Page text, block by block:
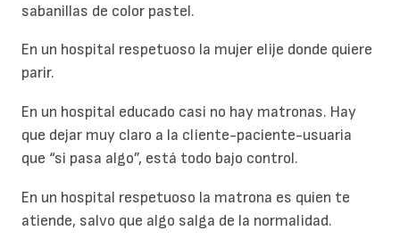
sabanillas de color pastel.
En un hospital respetuoso la mujer elije donde quiere
parir.
En un hospital educado casi no hay matronas. Hay
que dejar muy claro a la cliente-paciente-usuaria
que “si pasa algo”, está todo bajo control.
En un hospital respetuoso la matrona es quien te
atiende, salvo que algo salga de la normalidad.